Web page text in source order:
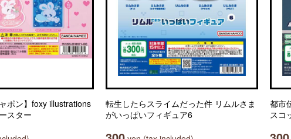
ポン】foxy illustrations
スター
転生したらスライムだった件 リムルさま
がいっぱいフィギュア6
都市
スコ